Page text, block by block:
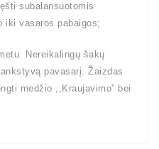
subalansuotomis
iki vasaros pabaigos;
Nereikalingų šakų
pavasarį. Žaizdas
medžio ,,Kraujavimo” bei